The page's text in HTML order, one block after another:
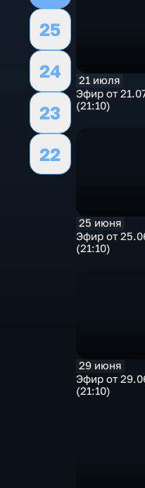
25
24
23
22
21 июля
Эфир от
(21:10)
25 июня
Эфир от
(21:10)
29 июня
Эфир от
(21:10)